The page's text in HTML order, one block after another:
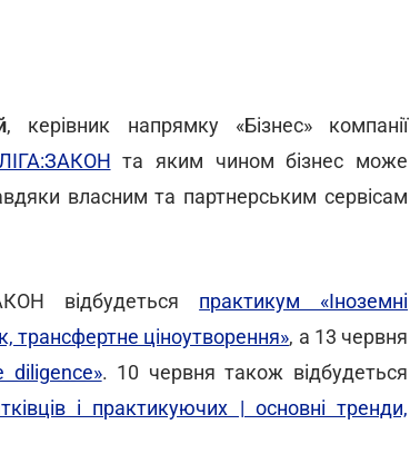
, керівник напрямку «Бізнес» компанії
та яким чином бізнес може
власним та партнерським сервісам
відбудеться практикум «Іноземні
трансфертне ціноутворення», а 13 червня
diligence». 10 червня також відбудеться
і практикуючих | основні тренди,